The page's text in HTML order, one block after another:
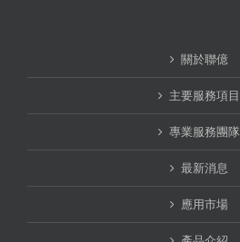
關於聯億
主要服務項目
專業服務團隊
最新消息
應用市場